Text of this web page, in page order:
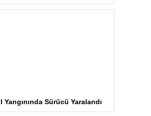
Sürücü Yaralandı